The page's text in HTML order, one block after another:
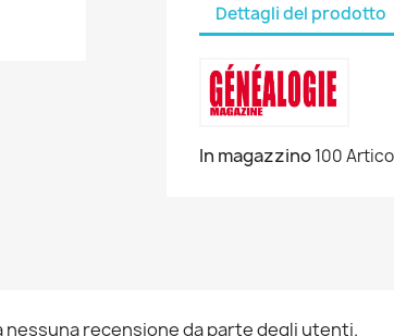
Dettagli del prodotto
In magazzino100
nessuna recensione da parte degli utenti.